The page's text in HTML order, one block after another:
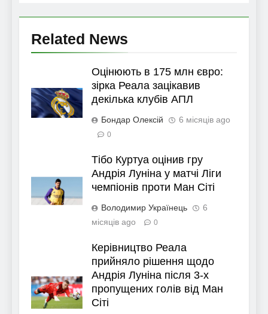
Related News
Оцінюють в 175 млн євро:
зірка Реала зацікавив
декілька клубів АПЛ
Бондар Олексій 6 місяців ago
0
Тібо Куртуа оцінив гру
Андрія Луніна у матчі Ліги
чемпіонів проти Ман Сіті
Володимир Українець
6
місяців ago
0
Керівництво Реала
прийняло рішення щодо
Андрія Луніна після 3-х
пропущених голів від Ман
Сіті